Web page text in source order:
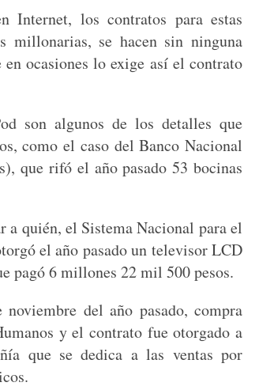
Internet, los contratos para estas
millonarias, se hacen sin ninguna
ocasiones lo exige así el contrato
son algunos de los detalles que
como el caso del Banco Nacional
que rifó el año pasado 53 bocinas
a quién, el Sistema Nacional para el
el año pasado un televisor LCD
pagó 6 millones 22 mil 500 pesos.
del año pasado, compra
y el contrato fue otorgado a
que se dedica a las ventas por